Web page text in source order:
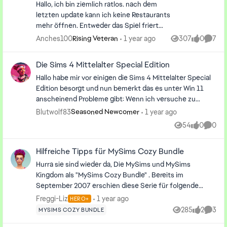
hat jemand Tipps wie man es zum Laufen
bekommt ?
Hallo, ich bin ziemlich ratlos. nach dem
letzten update kann ich keine Restaurants
mehr öffnen. Entweder das Spiel friert
sofort beim Laden ein oder beim Öffnen im
wenn ich es schaffe es zu ersetzen habe
ich wieder dasselbe Problem. Dann sieht
man in der Stadtansicht ein schwarzes
Viereck über dem Restaurant. 😳 Vorher
erscheint dann immer ein Fenster, daß das
habe oder nicht. Ich habe auch versucht
das Restaurant unmöbliert zu platzieren.
Das hat auch alles geklappt und nachdem
ich es fast eingerichtet hatte (ohne
Moveobjects) ist es ganz plötzlich wieder
eingefroren. Ich habe es versucht in
Anches100Rising Veteran 1 year ago 307
Views 0
likes 7
Die Sims 4 Mittelalter Special Edition
Hallo habe mir vor einigen die Sims 4 Mittelalter Special
Edition besorgt und nun bemerkt das es unter Win 11
anscheinend Probleme gibt: Wenn ich versuche zu
starten lande ich nach ein paar Sekunden wieder bei
Origin. Habe auch schon die PowerShell Lösung probiert
aber entweder mache ich etwas falsch oder es
zum Laufen bekommt ?
Blutwolf83Seasoned Newcomer
1 year ago
54
Views 0
likes 0
Hilfreiche Tipps für MySims Cozy Bundle
Hurra sie sind wieder da, Die MySims und MySims
Kingdom als "MySims Cozy Bundle" . Bereits im
September 2007 erschien diese Serie für folgende
Plattform Nintento Wii, und für PC. All die Jahren
tauchten die MySims hier und da in all den Sims Spielen
Freggi-Liz HERO+ 1 year ago
MYSIMS COZY BUNDLE 285
Views 2
likes 3